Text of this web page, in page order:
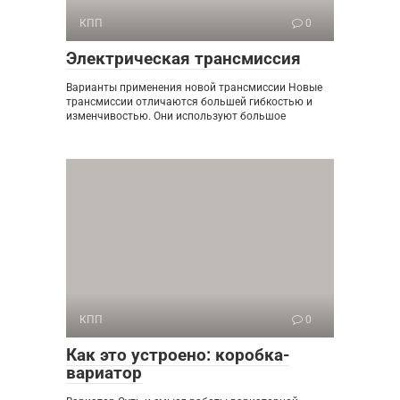
КПП 0
Электрическая трансмиссия
Варианты применения новой трансмиссии Новые
трансмиссии отличаются большей гибкостью и
изменчивостью. Они используют большое
КПП 0
Как это устроено: коробка-
вариатор